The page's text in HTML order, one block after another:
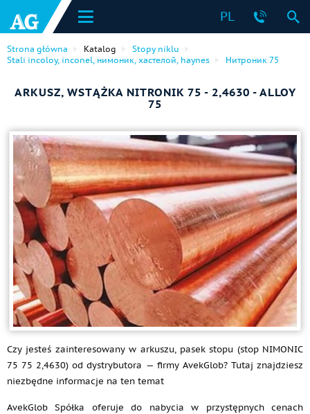
PL
Strona główna Katalog
Stopy niklu
Stali incoloy, inconel, нимоник, хастелой, haynes
Нитроник 75
ARKUSZ, WSTĄŻKA NITRONIK 75 - 2,4630 - ALLOY
75
Czy jesteś zainteresowany w arkuszu, pasek stopu (stop NIMONIC
75 75 2,4630) od dystrybutora — firmy AvekGlob? Tutaj znajdziesz
niezbędne informacje na ten temat
AvekGlob Spółka oferuje do nabycia w przystępnych cenach